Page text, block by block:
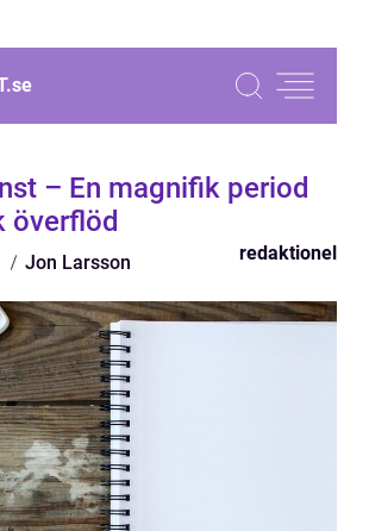
se
– En magnifik period
överflöd
Jon Larsson redaktionel